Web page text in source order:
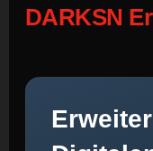
DARKSN